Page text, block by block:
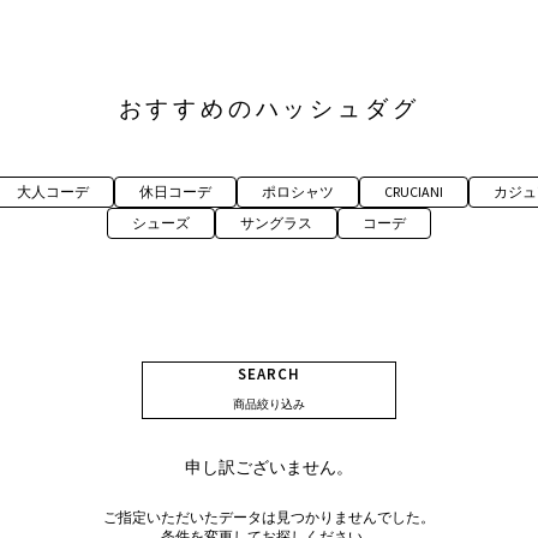
おすすめのハッシュダグ
大人コーデ 休日コーデ ポロシャツ CRUCIANI カジ
シューズ
サングラス コーデ
SEARCH
商品絞り込み
申し訳ございません。
ご指定いただいたデータは見つかりませんでした。